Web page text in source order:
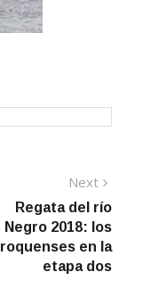
Next
post:
Regata del río
Negro 2018: los
roquenses en la
etapa dos